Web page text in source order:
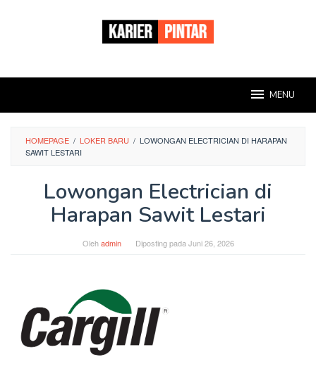
MENU
HOMEPAGE / LOKER BARU / LOWONGAN ELECTRICIAN DI HARAPAN
SAWIT LESTARI
Lowongan Electrician di
Harapan Sawit Lestari
Olehadmin Diposting pada Juni 26, 2026